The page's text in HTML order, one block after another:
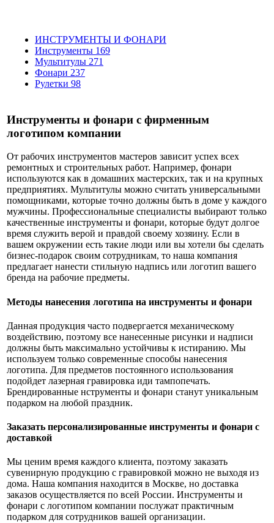
ИНСТРУМЕНТЫ И ФОНАРИ
Инструменты 169
Мультитулы 271
Фонари 237
Рулетки 98
Инструменты и фонари с фирменным
логотипом компании
От рабочих инструментов мастеров зависит успех всех
ремонтных и строительных работ. Например, фонари
используются как в домашних мастерских, так и на крупных
предприятиях. Мультитулы можно считать универсальными
помощниками, которые точно должны быть в доме у каждого
мужчины. Профессиональные специалисты выбирают только
качественные инструменты и фонари, которые будут долгое
время служить верой и правдой своему хозяину. Если в
вашем окружении есть такие люди или вы хотели бы сделать
бизнес-подарок своим сотрудникам, то наша компания
предлагает нанести стильную надпись или логотип вашего
бренда на рабочие предметы.
Методы нанесения логотипа на инструменты и фонари
Данная продукция часто подвергается механическому
воздействию, поэтому все нанесенные рисунки и надписи
должны быть максимально устойчивы к истиранию. Мы
используем только современные способы нанесения
логотипа. Для предметов постоянного использования
подойдет лазерная гравировка иди тампопечать.
Брендированные нструменты и фонари станут уникальным
подарком на любой праздник.
Заказать персонализированные инструменты и фонари с
доставкой
Мы ценим время каждого клиента, поэтому заказать
сувенирную продукцию с гравировкой можно не выходя из
дома. Наша компания находится в Москве, но доставка
заказов осуществляется по всей России. Инструменты и
фонари с логотипом компании послужат практичным
подарком для сотрудников вашей организации.